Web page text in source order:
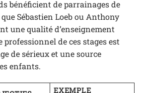
bénéficient de parrainages de
Sébastien Loeb ou Anthony
une qualité d’enseignement
professionnel de ces stages est
de sérieux et une source
enfants.
EXEMPLE